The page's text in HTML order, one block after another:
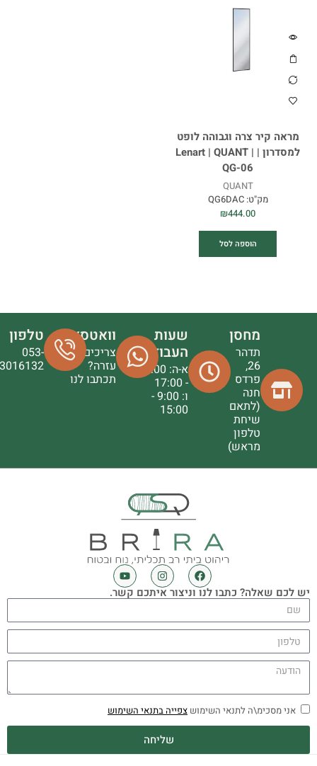
מראה קיר צרה וגבוהה לופט
למסדרון | Lenart | QUANT |
QG-06
QUANT
מק"ט:QG6DAC
₪444.00
הוספה לסל
מחסן
תדהר
26,
פרדס
חנה
(לתאם
שיחת
טלפון
מראש)
שעות
העבודה
א-ה: 9:00
- 17:00
ו: 9:00 -
15:00
וואטסאפ
צריכים
עזרה?
תכתבו לנו
טלפון
053-
3016132
יש לכם שאלה? כתבו לנו וניצור איתכם קשר.
אני מסכימ\ה לתנאי השימוש צפייה בתנאי השימוש
שליחה